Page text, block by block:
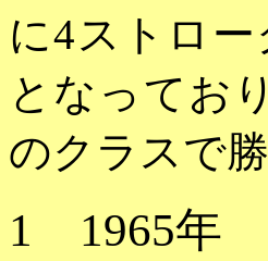
に4ストロ
となってお
のクラスで
1 1965年